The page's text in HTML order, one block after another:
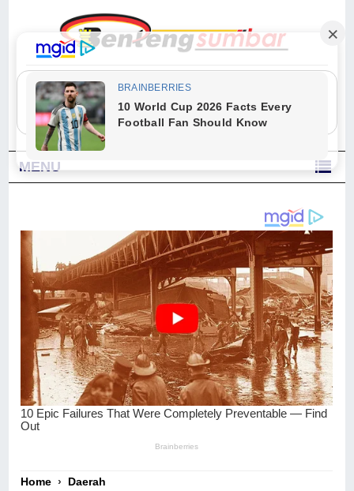
"Sesungguhnya Allah dan para malaikat-Nya berselawat untuk Nabi.
Wahai orang-orang yang beriman, berselawatlah kamu untuk Nabi dan
ucapkanlah salam dengan penuh penghormatan kepadanya." (Qs. Al
Ahzab Ayat 56)
MENU
Home › Daerah